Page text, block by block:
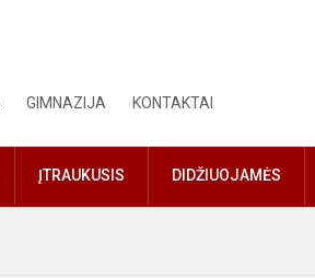
GIMNAZIJA KONTAKTAI
ĮTRAUKUSIS DIDŽIUOJAMĖS